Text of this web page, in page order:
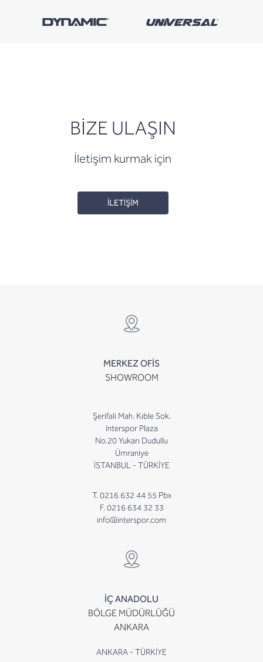
BİZE ULAŞIN
İletişim kurmak için
İLETİŞİM
MERKEZ OFİS
SHOWROOM
Şerifali Mah. Kıble Sok.
Interspor Plaza
No.20 Yukarı Dudullu
Ümraniye
İSTANBUL - TÜRKİYE
T. 0216 632 44 55 Pbx
F. 0216 634 32 33
info@interspor.com
İÇ ANADOLU
BÖLGE MÜDÜRLÜĞÜ
ANKARA
ANKARA - TÜRKİYE